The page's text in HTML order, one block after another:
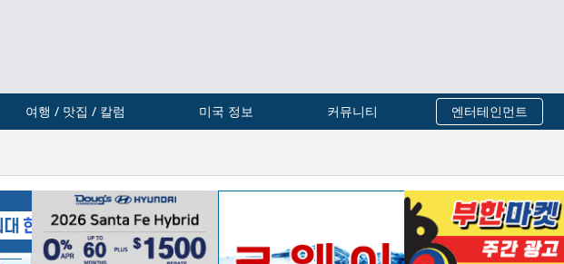
여행 / 맛집 / 칼럼 미국 정보 커뮤니티 엔터테인먼트